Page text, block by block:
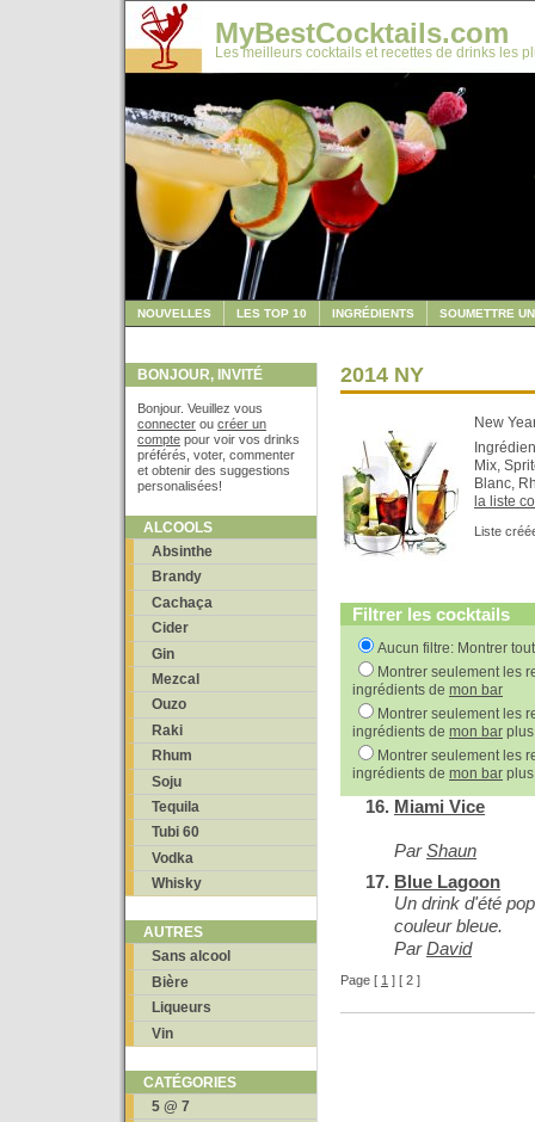
MyBestCocktails.com
Les meilleurs cocktails et recettes de drinks les
NOUVELLES LES TOP 10 INGRÉDIENTS SOUMETTRE
BONJOUR, INVITÉ
Bonjour. Veuillez vous
connecter ou créer un
compte pour voir vos drinks
préférés, voter, commenter
et obtenir des suggestions
personalisées!
ALCOOLS
Absinthe
Brandy
Cachaça
Cider
Gin
Mezcal
Ouzo
Raki
Rhum
Soju
Tequila
Tubi 60
Vodka
Whisky
AUTRES
Sans alcool
Bière
Liqueurs
Vin
CATÉGORIES
5 @ 7
2014 NY
New
Mix,
Blanc,
la liste
Liste
Filtrer les cocktails
Aucun filtre: Montrer
Montrer seulement les
ingrédients de mon bar
Montrer seulement les
ingrédients de mon bar
Montrer seulement les
ingrédients de mon bar
Miami Vice
ParShaun
Blue Lagoon
Un drink d'été
couleur bleue.
ParDavid
Page [ 1 ] [ 2 ]